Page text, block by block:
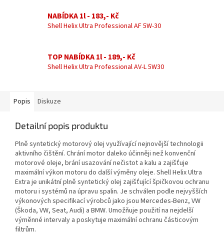
NABÍDKA 1l - 183,- Kč
Shell Helix Ultra Professional AF 5W-30
TOP NABÍDKA 1l - 189,- Kč
Shell Helix Ultra Professional AV-L 5W30
Popis Diskuze
Detailní popis produktu
Plně syntetický motorový olej využívající nejnovější technologii
aktivního čištění. Chrání motor daleko účinněji než konvenční
motorové oleje, brání usazování nečistot a kalu a zajišťuje
maximální výkon motoru do další výměny oleje. Shell Helix Ultra
Extra je unikátní plně syntetický olej zajišťující špičkovou ochranu
motoru i systémů na úpravu spalin. Je schválen podle nejvyšších
výkonových specifikací výrobců jako jsou Mercedes-Benz, VW
(Škoda, VW, Seat, Audi) a BMW. Umožňuje použití na nejdelší
výměnné intervaly a poskytuje maximální ochranu částicovým
filtrům.